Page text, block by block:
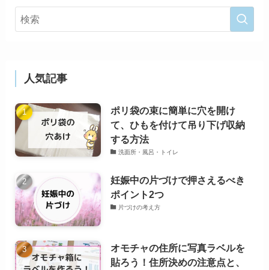
人気記事
ポリ袋の束に簡単に穴を開け
て、ひもを付けて吊り下げ収納
する方法
洗面所・風呂・トイレ
妊娠中の片づけで押さえるべき
ポイント2つ
片づけの考え方
オモチャの住所に写真ラベルを
貼ろう！住所決めの注意点と、